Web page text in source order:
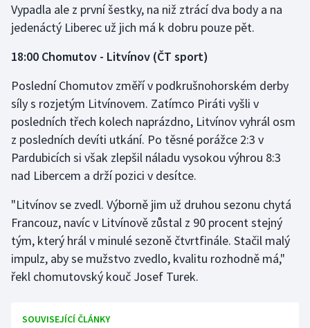
Vypadla ale z první šestky, na niž ztrácí dva body a na
jedenáctý Liberec už jich má k dobru pouze pět.
18:00 Chomutov - Litvínov (ČT sport)
Poslední Chomutov změří v podkrušnohorském derby
síly s rozjetým Litvínovem. Zatímco Piráti vyšli v
posledních třech kolech naprázdno, Litvínov vyhrál osm
z posledních devíti utkání. Po těsné porážce 2:3 v
Pardubicích si však zlepšil náladu vysokou výhrou 8:3
nad Libercem a drží pozici v desítce.
"Litvínov se zvedl. Výborně jim už druhou sezonu chytá
Francouz, navíc v Litvínově zůstal z 90 procent stejný
tým, který hrál v minulé sezoně čtvrtfinále. Stačil malý
impulz, aby se mužstvo zvedlo, kvalitu rozhodně má,"
řekl chomutovský kouč Josef Turek.
SOUVISEJÍCÍ ČLÁNKY